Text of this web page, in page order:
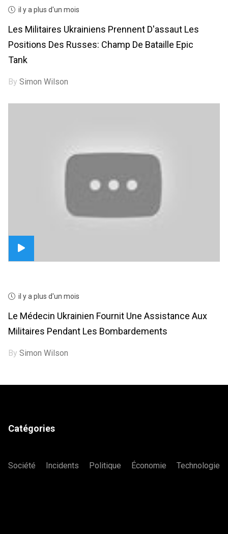
il y a plus d'un mois
Les Militaires Ukrainiens Prennent D'assaut Les
Positions Des Russes: Champ De Bataille Epic
Tank
BySimon Wilson
il y a plus d'un mois
Le Médecin Ukrainien Fournit Une Assistance Aux
Militaires Pendant Les Bombardements
BySimon Wilson
Catégories
Société Incidents Politique Économie Technologie